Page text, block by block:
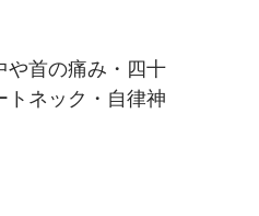
や首の痛み・四十
トネック・自律神